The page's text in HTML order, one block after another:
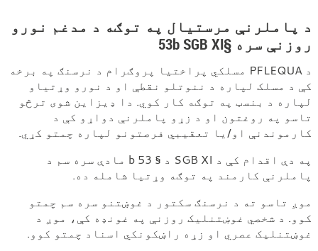
-
په
نرسنګ
کې
وړتیا
د پاملرنې مرستیال په توګه د مدغم نورو
روزنې سره §53b SGB XI
د PFLEQUA مسلکي پراختیا پروګرام د نرسنګ په برخه
کې د مسلک لپاره د ننوتلو نقطې او د نورو وړتیاو
لپاره د بنسټ په توګه کار کوي. دا ډیزاین شوی ترڅو
تاسو په روغتون او د زړو پاملرنې دواړو کې د
کارموندنې او/یا تعقیبي فرصتونو لپاره چمتو کړي.
په دې اقدام کې د SGB XI د § 53 b مادې سره سم د
پاملرنې کارمند په توګه وړتیا شامله ده.
موږ تاسو ته د نرسنګ سکتور د غوښتنو سره سم چمتو
کوو. د شخصي غوښتنلیک روزنې په غونډه کې، موږ د
غوښتنلیک عصري او زړه راښکونکي اسناد چمتو کوو.